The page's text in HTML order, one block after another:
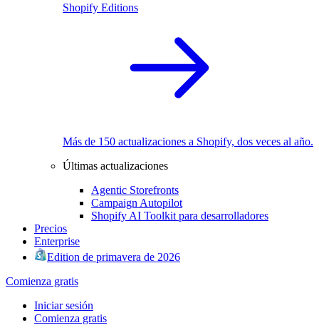
Shopify Editions
Más de 150 actualizaciones a Shopify, dos veces al año.
Últimas actualizaciones
Agentic Storefronts
Campaign Autopilot
Shopify AI Toolkit para desarrolladores
Precios
Enterprise
Edition de primavera de 2026
Comienza gratis
Iniciar sesión
Comienza gratis